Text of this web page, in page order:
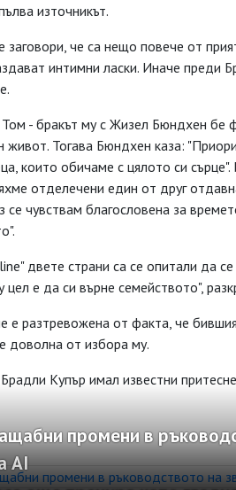
източникът.
заговори, че са нещо повече от
интимни ласки. Иначе преди
- бракът му с Жизел Бюндхен бе
живот. Тогава Бюндхен каза:
които обичаме с цялото си
отделечени един от друг
чувствам благословена за
двете страни са се опитали да
цел е да си върне семейството",
е разтревожена от факта, че
доволна от избора му.
Купър имал известни
промени в
AI